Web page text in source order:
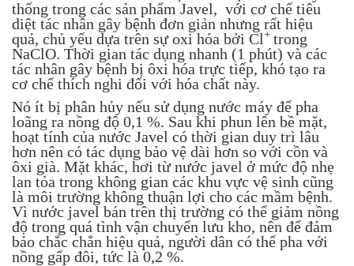
thống trong các sản phẩm Javel, với cơ chế tiêu
diệt tác nhân gây bệnh đơn giản nhưng rất hiệu
quả, chủ yếu dựa trên sự oxi hóa bởi Cl+ trong
NaClO. Thời gian tác dụng nhanh (1 phút) và các
tác nhân gây bệnh bị ôxi hóa trực tiếp, khó tạo ra
cơ chế thích nghi đối với hóa chất này.
Nó ít bị phân hủy nếu sử dụng nước máy để pha
loãng ra nồng độ 0,1 %. Sau khi phun lên bề mặt,
hoạt tính của nước Javel có thời gian duy trì lâu
hơn nên có tác dụng bảo vệ dài hơn so với cồn và
ôxi già. Mặt khác, hơi từ nước javel ở mức độ nhẹ
lan tỏa trong không gian các khu vực vệ sinh cũng
là môi trường không thuận lợi cho các mầm bệnh.
Vì nước javel bán trên thị trường có thể giảm nồng
độ trong quá tình vận chuyển lưu kho, nên để đảm
bảo chắc chắn hiệu quả, người dân có thể pha với
nồng gấp đôi, tức là 0,2 %.